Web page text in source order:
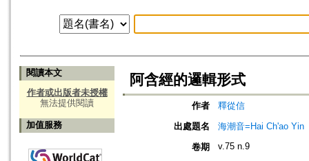
閱讀本文
作者或出版者未授權
無法提供閱讀
加值服務
阿含經的邏輯形式
作者
釋從信
出處題名
海潮音=Hai Ch'ao Yin
卷期
v.75 n.9